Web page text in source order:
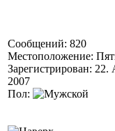
Сообщений: 820
Местоположение:
Зарегистрирован: 22.
2007
Пол: